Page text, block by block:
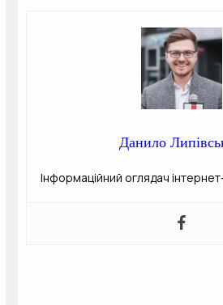
Данило
Інформаційний оглядач